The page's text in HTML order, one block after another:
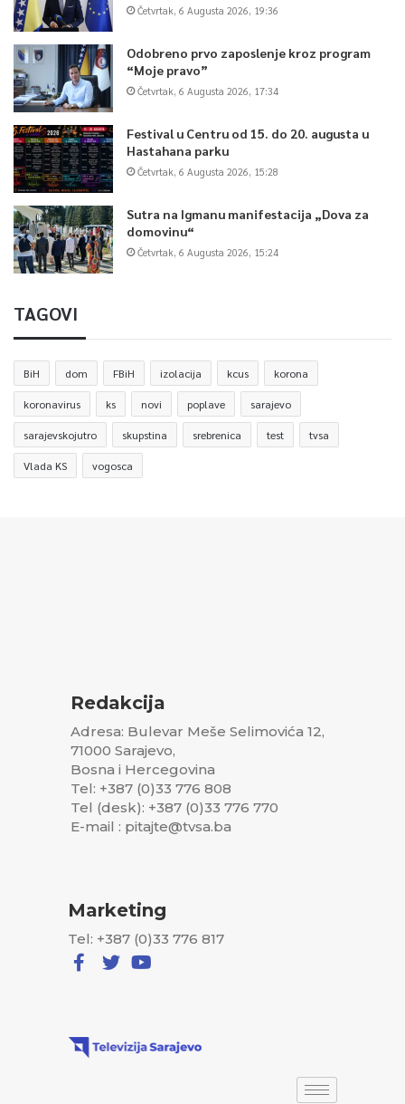
Četvrtak, 6 Augusta 2026, 19:36
Odobreno prvo zaposlenje kroz program
“Moje pravo”
Četvrtak, 6 Augusta 2026, 17:34
Festival u Centru od 15. do 20. augusta u
Hastahana parku
Četvrtak, 6 Augusta 2026, 15:28
Sutra na Igmanu manifestacija „Dova za
domovinu“
Četvrtak, 6 Augusta 2026, 15:24
TAGOVI
BiH dom FBiH izolacija kcus korona
koronavirus ks novi poplave sarajevo
sarajevskojutro skupstina srebrenica test tvsa
Vlada KS vogosca
Redakcija
Adresa: Bulevar Meše Selimovića 12,
71000 Sarajevo,
Bosna i Hercegovina
Tel: +387 (0)33 776 808
Tel (desk): +387 (0)33 776 770
E-mail : pitajte@tvsa.ba
Marketing
Tel: +387 (0)33 776 817